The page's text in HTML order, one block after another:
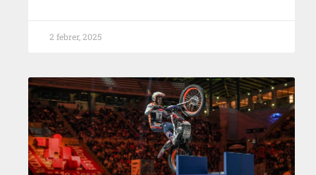
2 febrer, 2025